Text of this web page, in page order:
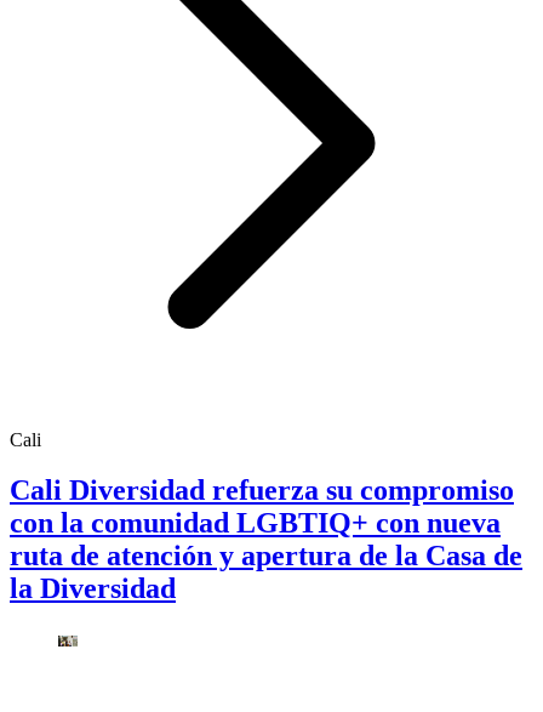
Cali
Cali Diversidad refuerza su compromiso
con la comunidad LGBTIQ+ con nueva
ruta de atención y apertura de la Casa de
la Diversidad